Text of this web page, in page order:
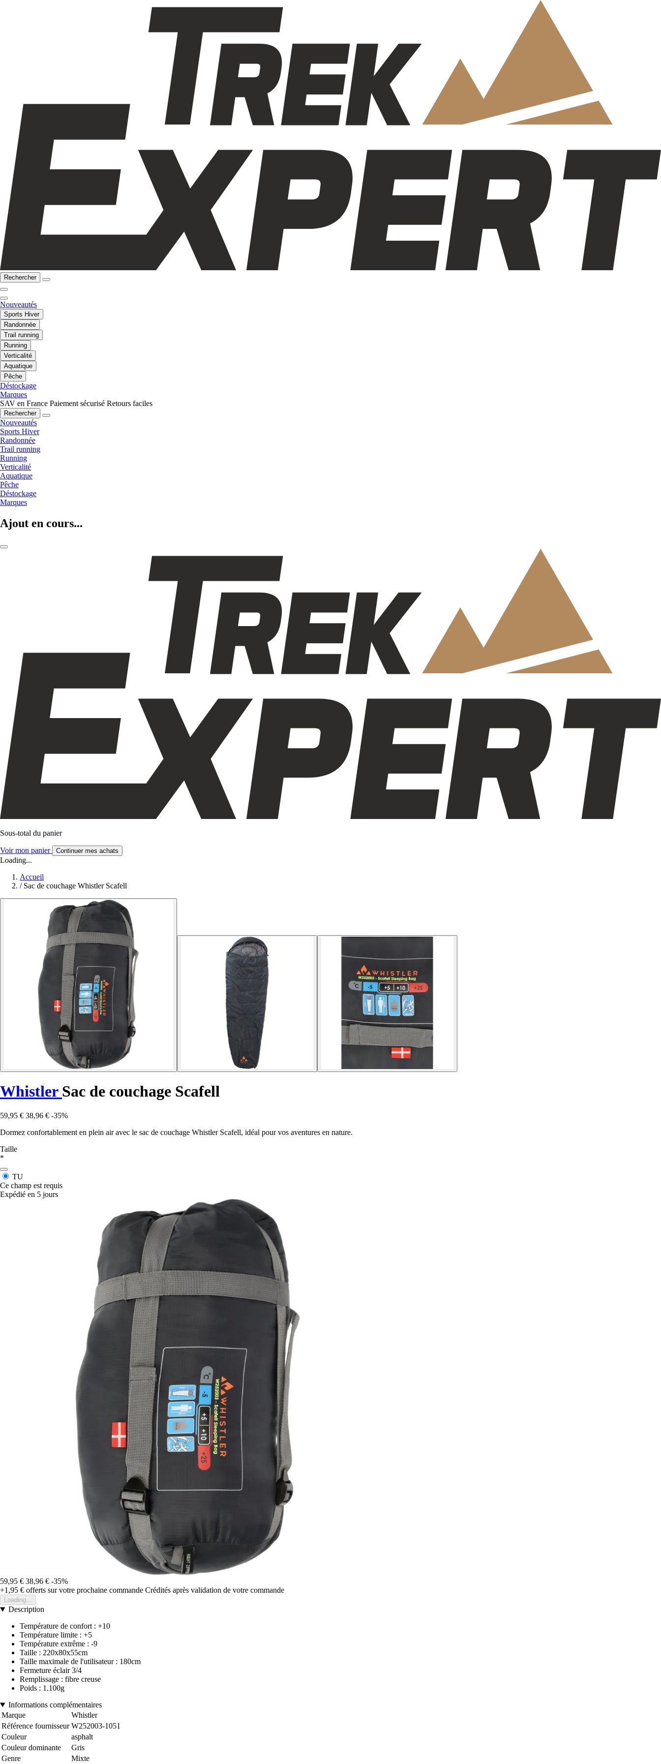
Rechercher
Nouveautés
Sports Hiver
Randonnée
Trail running
Running
Verticalité
Aquatique
Pêche
Déstockage
Marques
SAV en France Paiement sécurisé Retours faciles
Rechercher
Nouveautés
Sports Hiver
Randonnée
Trail running
Running
Verticalité
Aquatique
Pêche
Déstockage
Marques
Ajout en cours...
Sous-total du panier
Voir mon panier Continuer mes achats
Loading...
Accueil
/ Sac de couchage Whistler Scafell
Whistler Sac de couchage Scafell
59,95 € 38,96 € -35%
Dormez confortablement en plein air avec le sac de couchage Whistler Scafell, idéal pour vos aventures en nature.
Taille
*
TU
Ce champ est requis
Expédié en 5 jours
59,95 € 38,96 € -35%
+1,95 € offerts sur votre prochaine commande Crédités après validation de votre commande
Loading...
Description
Température de confort : +10
Température limite : +5
Température extrême : -9
Taille : 220x80x55cm
Taille maximale de l'utilisateur : 180cm
Fermeture éclair 3/4
Remplissage : fibre creuse
Poids : 1.100g
Informations complémentaires
Marque
Whistler
Référence fournisseur W252003-1051
Couleur
asphalt
Couleur dominante
Gris
Genre
Mixte